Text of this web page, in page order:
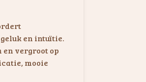
en intuïtie.
vergroot op
mooie